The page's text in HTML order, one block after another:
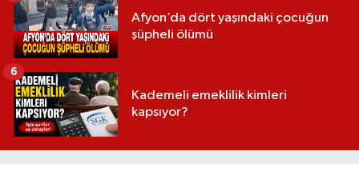
Afyon’da dört yaşındaki çocuğun
şüpheli ölümü
Kademeli emeklilik kimleri
kapsıyor?
6